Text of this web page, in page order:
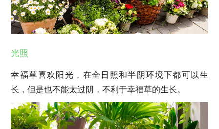
光照
幸福草喜欢阳光，在全日照和半阴环境下都可以生
长，但是也不能太过阴，不利于幸福草的生长。